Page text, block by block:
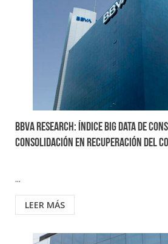
BBVA Research: Índice Big Data de
consolidación en recuperación del
...
LEER MÁS